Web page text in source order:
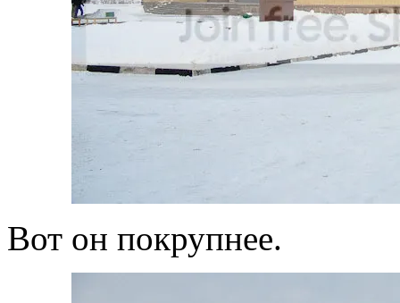
Вот он покрупнее.